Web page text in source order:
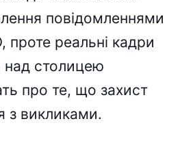
повідомленнями
реальні кадри
над столицею
про те, що захист
з викликами.